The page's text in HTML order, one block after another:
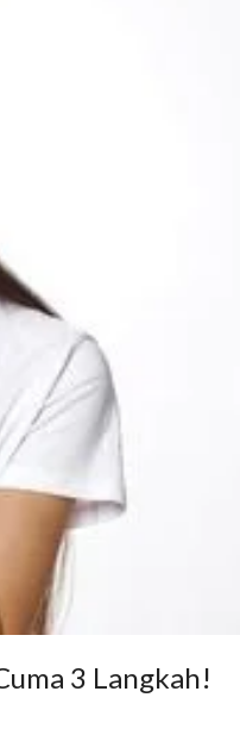
3 Langkah!